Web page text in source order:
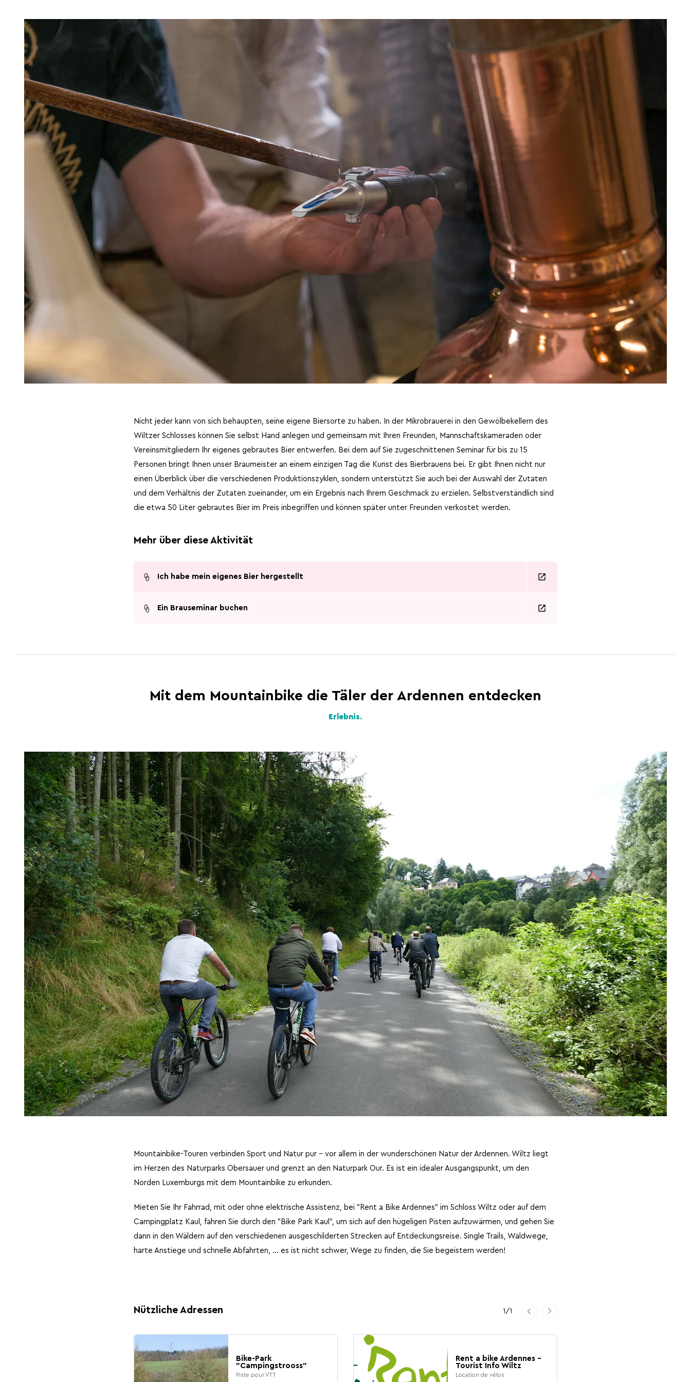
Nicht jeder kann von sich behaupten, seine eigene Biersorte zu haben. In der Mikrobrauerei in den Gewölbekellern des
Wiltzer Schlosses können Sie selbst Hand anlegen und gemeinsam mit Ihren Freunden, Mannschaftskameraden oder
Vereinsmitgliedern Ihr eigenes gebrautes Bier entwerfen. Bei dem auf Sie zugeschnittenen Seminar für bis zu 15
Personen bringt Ihnen unser Braumeister an einem einzigen Tag die Kunst des Bierbrauens bei. Er gibt Ihnen nicht nur
einen Überblick über die verschiedenen Produktionszyklen, sondern unterstützt Sie auch bei der Auswahl der Zutaten
und dem Verhältnis der Zutaten zueinander, um ein Ergebnis nach Ihrem Geschmack zu erzielen. Selbstverständlich sind
die etwa 50 Liter gebrautes Bier im Preis inbegriffen und können später unter Freunden verkostet werden.
Mehr über diese Aktivität
Ich habe mein eigenes Bier hergestellt
Ein Brauseminar buchen
Mit dem Mountainbike die Täler der Ardennen entdecken
Erlebnis.
Mountainbike-Touren verbinden Sport und Natur pur - vor allem in der wunderschönen Natur der Ardennen. Wiltz liegt
im Herzen des Naturparks Obersauer und grenzt an den Naturpark Our. Es ist ein idealer Ausgangspunkt, um den
Norden Luxemburgs mit dem Mountainbike zu erkunden.
Mieten Sie Ihr Fahrrad, mit oder ohne elektrische Assistenz, bei "Rent a Bike Ardennes" im Schloss Wiltz oder auf dem
Campingplatz Kaul, fahren Sie durch den "Bike Park Kaul", um sich auf den hügeligen Pisten aufzuwärmen, und gehen Sie
dann in den Wäldern auf den verschiedenen ausgeschilderten Strecken auf Entdeckungsreise. Single Trails, Waldwege,
harte Anstiege und schnelle Abfahrten, ... es ist nicht schwer, Wege zu finden, die Sie begeistern werden!
Nützliche Adressen 1 /1
Vorherige
Weiter
Bike-Park
"Campingstrooss"
Piste pour VTT
Rent a bike Ardennes -
Tourist Info Wiltz
Location de vélos